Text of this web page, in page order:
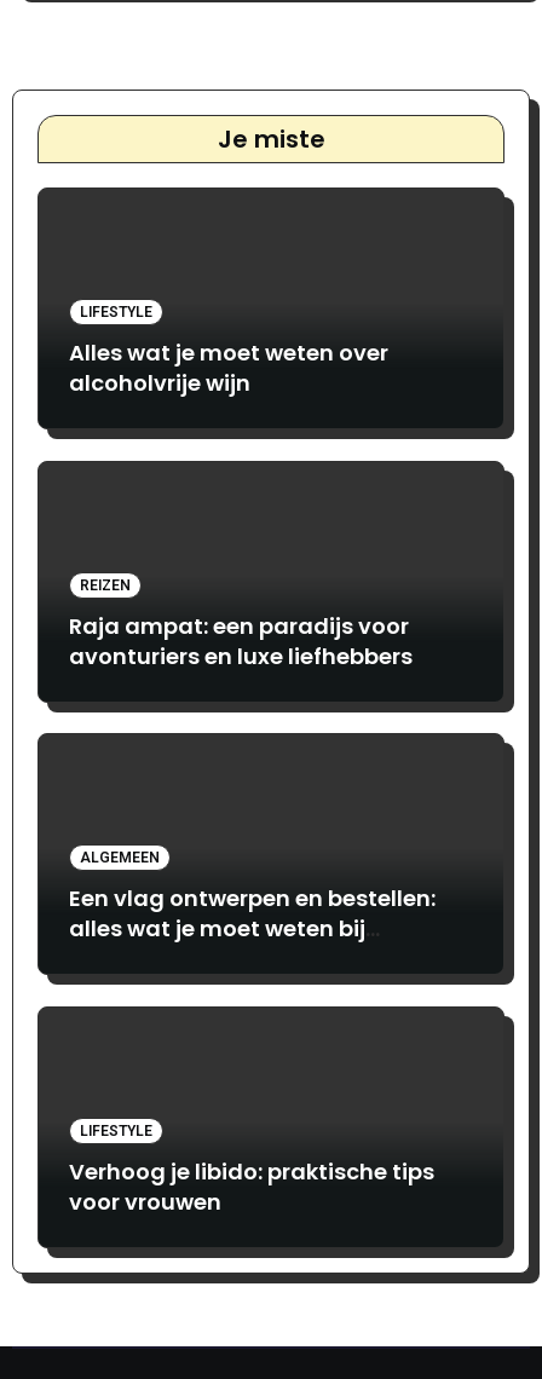
Je miste
LIFESTYLE
Alles wat je moet weten over
alcoholvrije wijn
REIZEN
Raja ampat: een paradijs voor
avonturiers en luxe liefhebbers
ALGEMEEN
Een vlag ontwerpen en bestellen:
alles wat je moet weten bij
LIFESTYLE
Verhoog je libido: praktische tips
voor vrouwen